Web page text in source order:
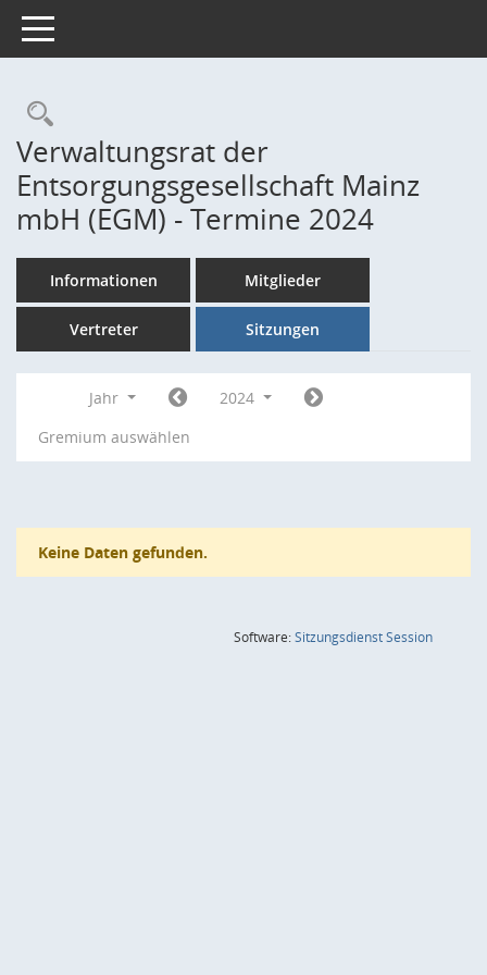
Toggle navigation
Rechercheauswahl
Verwaltungsrat der
Entsorgungsgesellschaft Mainz
mbH (EGM) - Termine 2024
Informationen Mitglieder
Vertreter Sitzungen
Jahr
2024
Gremium auswählen
Keine Daten gefunden.
Software:SitzungsdienstSession(Wird in